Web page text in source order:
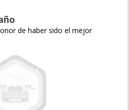
de haber sido el mejor